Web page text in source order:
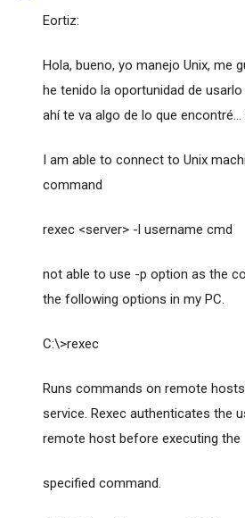
Eortiz:
Hola, bueno, yo manejo Unix, me
he tenido la oportunidad de
ahí te va algo de lo que encontré...
I am able to connect to Unix
command
rexec <server> -l username cmd
not able to use -p option as the
the following options in my PC.
C:\>rexec
Runs commands on remote hosts
service. Rexec authenticates the
remote host before executing the
specified command.